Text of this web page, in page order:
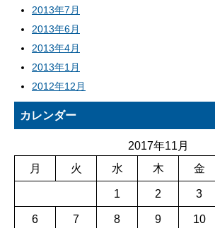
2013年7月
2013年6月
2013年4月
2013年1月
2012年12月
カレンダー
2017年11月
月
火 水 木 金
1 2 3
6 7 8 9 10